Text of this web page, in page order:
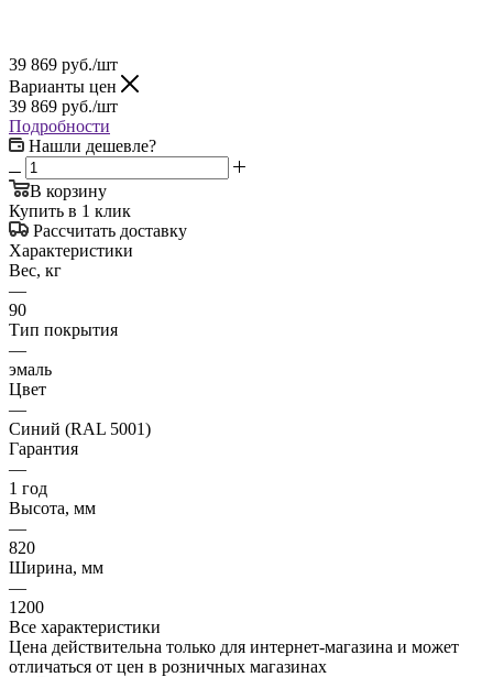
39 869 руб./шт
Варианты цен
39 869 руб./шт
Подробности
Нашли дешевле?
В корзину
Купить в 1 клик
Рассчитать доставку
Характеристики
Вес, кг
—
90
Тип покрытия
—
эмаль
Цвет
—
Синий (RAL 5001)
Гарантия
—
1 год
Высота, мм
—
820
Ширина, мм
—
1200
Все характеристики
Цена действительна только для интернет-магазина и может
отличаться от цен в розничных магазинах